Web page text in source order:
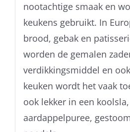
nootachtige smaak en
keukens gebruikt. In
brood, gebak en
worden de gemalen
verdikkingsmiddel en
keuken wordt het vaak
ook lekker in een koolsla,
aardappelpuree,